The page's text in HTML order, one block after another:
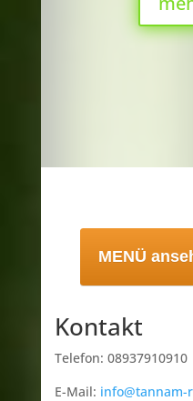
MENÜ
Kontakt
Telefon: 08937910910
E-Mail: